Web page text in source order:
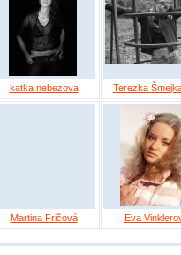
katka nebezova Terezka
Martina Fričová Eva